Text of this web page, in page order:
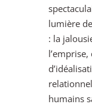
lumière
: la
humains